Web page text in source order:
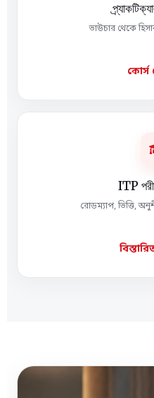
ভাউচার থেকে
কোর্স
ITP
রোডম্যাপ, ভিত্তি,